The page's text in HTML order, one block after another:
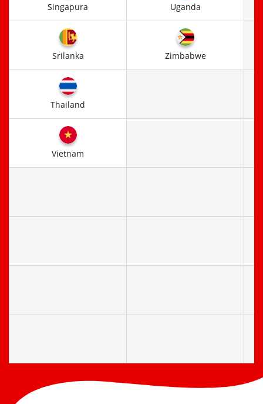
Singapura Uganda
Srilanka Zimbabwe
Thailand
Vietnam